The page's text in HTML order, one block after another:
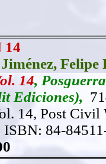
14
Felipe
14,
Ediciones),
14, Post Civil
ISBN: 84-